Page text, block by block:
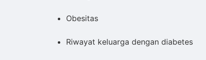
Obesitas
Riwayat keluarga dengan diabetes